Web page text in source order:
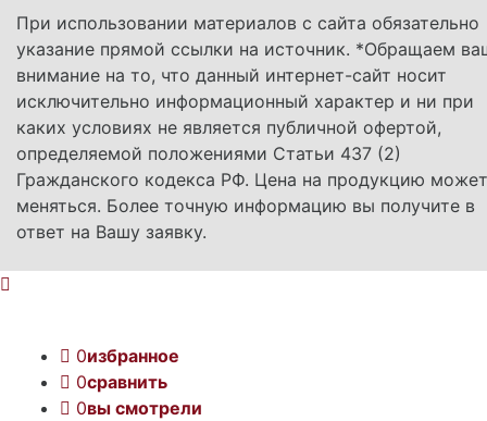
При использовании материалов с сайта обязательно
указание прямой ссылки на источник. *Обращаем
внимание на то, что данный интернет-сайт носит
исключительно информационный характер и ни при
каких условиях не является публичной офертой,
определяемой положениями Статьи 437 (2)
Гражданского кодекса РФ. Цена на продукцию может
меняться. Более точную информацию вы получите в
ответ на Вашу заявку.
0избранное
0сравнить
0вы смотрели